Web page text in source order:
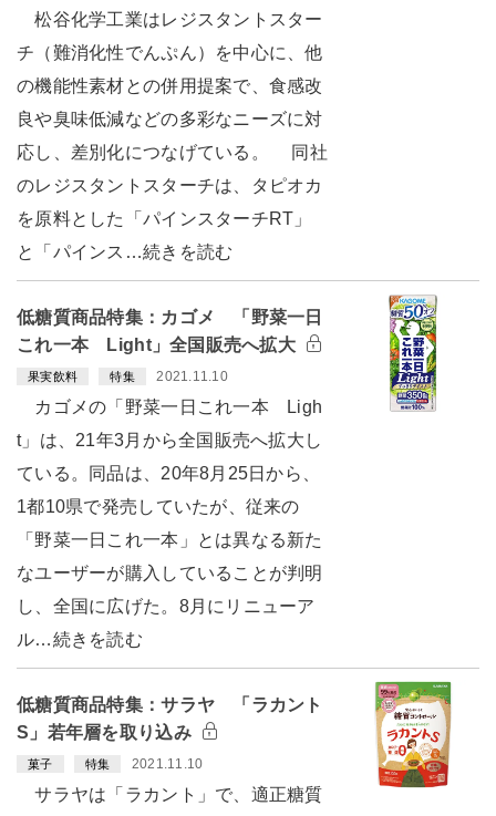
松谷化学工業はレジスタントスター
チ（難消化性でんぷん）を中心に、他
の機能性素材との併用提案で、食感改
良や臭味低減などの多彩なニーズに対
応し、差別化につなげている。 同社
のレジスタントスターチは、タピオカ
を原料とした「パインスターチRT」
と「パインス…続きを読む
低糖質商品特集：カゴメ 「野菜一日
これ一本 Light」全国販売へ拡大
果実飲料 特集 2021.11.10
カゴメの「野菜一日これ一本 Ligh
t」は、21年3月から全国販売へ拡大し
ている。同品は、20年8月25日から、
1都10県で発売していたが、従来の
「野菜一日これ一本」とは異なる新た
なユーザーが購入していることが判明
し、全国に広げた。8月にリニューア
ル…続きを読む
低糖質商品特集：サラヤ 「ラカント
S」若年層を取り込み
菓子 特集 2021.11.10
サラヤは「ラカント」で、適正糖質